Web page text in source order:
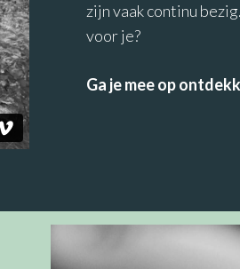
zijn vaak continu
voor je?
Ga je mee op